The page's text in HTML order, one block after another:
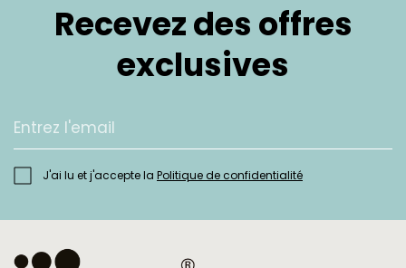
Recevez des offres
exclusives
J'ai lu et j'accepte la Politique de confidentialité